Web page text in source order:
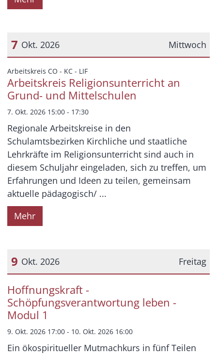
Mittwoch
7 Okt. 2026
Datum: 7. Oktober 2026
Arbeitskreis CO - KC - LIF:
Arbeitskreis Religionsunterricht an
Grund- und Mittelschulen
7. Okt. 2026 15:00 - 17:30
Regionale Arbeitskreise in den
Schulamtsbezirken Kirchliche und staatliche
Lehrkräfte im Religionsunterricht sind auch in
diesem Schuljahr eingeladen, sich zu treffen, um
Erfahrungen und Ideen zu teilen, gemeinsam
aktuelle pädagogisch/ ...
Mehr
Freitag
9 Okt. 2026
Datum: 9. Oktober 2026
Hoffnungskraft -
Schöpfungsverantwortung leben -
Modul 1
9. Okt. 2026 17:00 - 10. Okt. 2026 16:00
Ein ökospiritueller Mutmachkurs in fünf Teilen